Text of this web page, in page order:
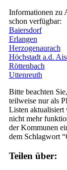
Informationen zu
schon verfügbar:
Baiersdorf
Erlangen
Herzogenaurach
Höchstadt a.d.
Röttenbach
Uttenreuth
Bitte beachten
teilweise nur als
Listen aktualisiert
nicht mehr
der Kommunen
dem Schlagwort
Teilen über: